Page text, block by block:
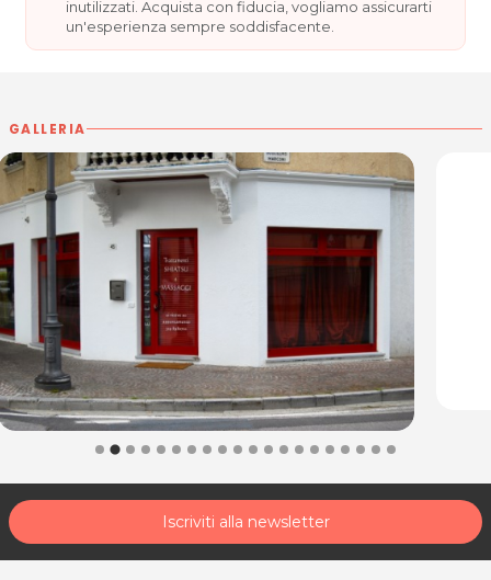
inutilizzati. Acquista con fiducia, vogliamo assicurarti
un'esperienza sempre soddisfacente.
GALLERIA
Iscriviti alla newsletter